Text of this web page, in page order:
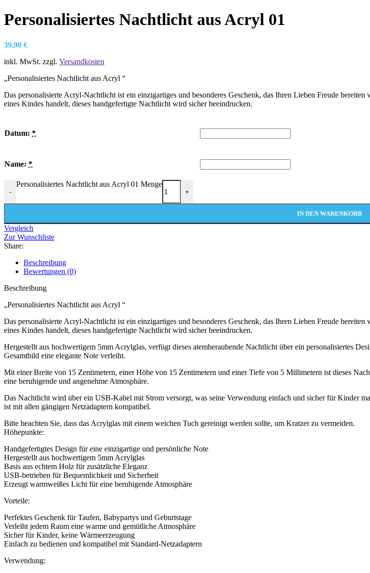
Personalisiertes Nachtlicht aus Acryl 01
39,90 €
inkl. MwSt. zzgl. Versandkosten
„Personalisiertes Nachtlicht aus Acryl “
Das personalisierte Acryl-Nachtlicht ist ein einzigartiges und besonderes Geschenk, das Ihren Lieben Freude
eines Kindes handelt, dieses handgefertigte Nachtlicht wird sicher beeindrucken.
Datum: *
Name: *
-
Personalisiertes Nachtlicht aus Acryl 01 Menge
+
IN DEN WARENKORB
Vergleich
Zur Wunschliste
Share:
Beschreibung
Bewertungen (0)
Beschreibung
„Personalisiertes Nachtlicht aus Acryl “
Das personalisierte Acryl-Nachtlicht ist ein einzigartiges und besonderes Geschenk, das Ihren Lieben Freude
eines Kindes handelt, dieses handgefertigte Nachtlicht wird sicher beeindrucken.
Hergestellt aus hochwertigem 5mm Acrylglas, verfügt dieses atemberaubende Nachtlicht über ein personalisiertes
Gesamtbild eine elegante Note verleiht.
Mit einer Breite von 15 Zentimetern, einer Höhe von 15 Zentimetern und einer Tiefe von 5 Millimetern ist dieses
eine beruhigende und angenehme Atmosphäre.
Das Nachtlicht wird über ein USB-Kabel mit Strom versorgt, was seine Verwendung einfach und sicher für Kinder
ist mit allen gängigen Netzadaptern kompatibel.
Bitte beachten Sie, dass das Acrylglas mit einem weichen Tuch gereinigt werden sollte, um Kratzer zu vermeiden.
Höhepunkte:
Handgefertigtes Design für eine einzigartige und persönliche Note
Hergestellt aus hochwertigem 5mm Acrylglas
Basis aus echtem Holz für zusätzliche Eleganz
USB-betrieben für Bequemlichkeit und Sicherheit
Erzeugt warmweißes Licht für eine beruhigende Atmosphäre
Vorteile:
Perfektes Geschenk für Taufen, Babypartys und Geburtstage
Verleiht jedem Raum eine warme und gemütliche Atmosphäre
Sicher für Kinder, keine Wärmeerzeugung
Einfach zu bedienen und kompatibel mit Standard-Netzadaptern
Verwendung: